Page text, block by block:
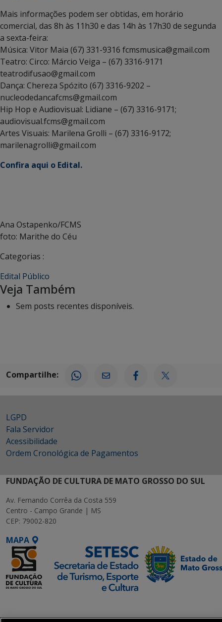
Mais informações podem ser obtidas, em horário
comercial, das 8h às 11h30 e das 14h às 17h30 de segunda
a sexta-feira:
Música: Vitor Maia (67) 331-9316 fcmsmusica@gmail.com
Teatro: Circo: Márcio Veiga – (67) 3316-9171
teatrodifusao@gmail.com
Dança: Chereza Spózito (67) 3316-9202 –
nucleodedancafcms@gmail.com
Hip Hop e Audiovisual: Lidiane – (67) 3316-9171;
audiovisual.fcms@gmail.com
Artes Visuais: Marilena Grolli – (67) 3316-9172;
marilenagrolli@gmail.com
Confira aqui o Edital.
Ana Ostapenko/FCMS
foto: Marithe do Céu
Categorias :
Edital Público
Veja Também
Sem posts recentes disponíveis.
Compartilhe:
LGPD
Fala Servidor
Acessibilidade
Ordem Cronológica de Pagamentos
FUNDAÇÃO DE CULTURA DE MATO GROSSO DO SUL
Av. Fernando Corrêa da Costa 559
Centro - Campo Grande | MS
CEP: 79002-820
MAPA
Executiva de